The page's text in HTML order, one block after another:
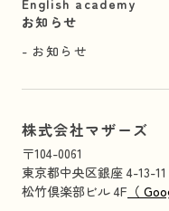
お知らせ
お知らせ
株式会社マザーズ
〒104-0061
東京都中央区銀座 4-13-11
松竹倶楽部ビル 4F （